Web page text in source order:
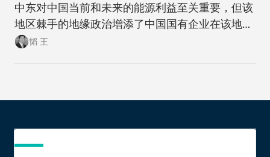
中东对中国当前和未来的能源利益至关重要，但该
地区棘手的地缘政治增添了中国国有企业在该地进
行大型海外投资的困扰。
韬 王